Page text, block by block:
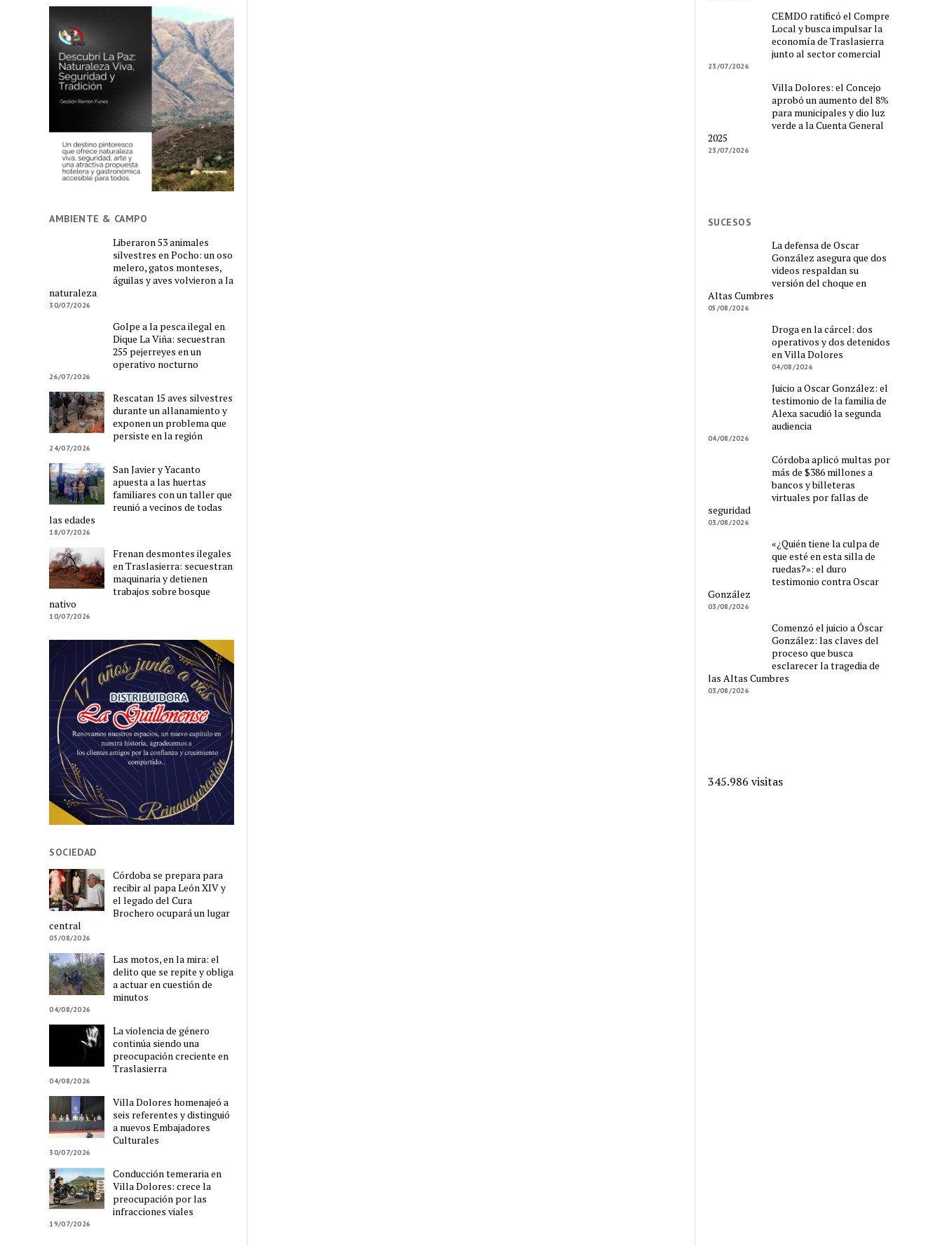
AMBIENTE & CAMPO
Liberaron 53 animales
silvestres en Pocho: un oso
melero, gatos monteses,
águilas y aves volvieron a la
naturaleza
30/07/2026
Golpe a la pesca ilegal en
Dique La Viña: secuestran
255 pejerreyes en un
operativo nocturno
26/07/2026
Rescatan 15 aves silvestres
durante un allanamiento y
exponen un problema que
persiste en la región
24/07/2026
San Javier y Yacanto
apuesta a las huertas
familiares con un taller que
reunió a vecinos de todas
las edades
18/07/2026
Frenan desmontes ilegales
en Traslasierra: secuestran
maquinaria y detienen
trabajos sobre bosque
nativo
10/07/2026
SOCIEDAD
Córdoba se prepara para
recibir al papa León XIV y
el legado del Cura
Brochero ocupará un lugar
central
05/08/2026
Las motos, en la mira: el
delito que se repite y obliga
a actuar en cuestión de
minutos
04/08/2026
La violencia de género
continúa siendo una
preocupación creciente en
Traslasierra
04/08/2026
Villa Dolores homenajeó a
seis referentes y distinguió
a nuevos Embajadores
Culturales
30/07/2026
Conducción temeraria en
Villa Dolores: crece la
preocupación por las
infracciones viales
19/07/2026
CEMDO ratificó el Compre
Local y busca impulsar la
economía de Traslasierra
junto al sector comercial
23/07/2026
Villa Dolores: el Concejo
aprobó un aumento del 8%
para municipales y dio luz
verde a la Cuenta General
2025
23/07/2026
SUCESOS
La defensa de Oscar
González asegura que dos
videos respaldan su
versión del choque en
Altas Cumbres
05/08/2026
Droga en la cárcel: dos
operativos y dos detenidos
en Villa Dolores
04/08/2026
Juicio a Oscar González: el
testimonio de la familia de
Alexa sacudió la segunda
audiencia
04/08/2026
Córdoba aplicó multas por
más de $386 millones a
bancos y billeteras
virtuales por fallas de
seguridad
03/08/2026
«¿Quién tiene la culpa de
que esté en esta silla de
ruedas?»: el duro
testimonio contra Oscar
González
03/08/2026
Comenzó el juicio a Óscar
González: las claves del
proceso que busca
esclarecer la tragedia de
las Altas Cumbres
03/08/2026
345.986 visitas